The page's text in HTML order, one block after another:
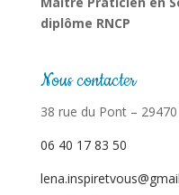
diplôme RNCP
Nous contacter
38 rue du Pont –
06 40 17 83 50